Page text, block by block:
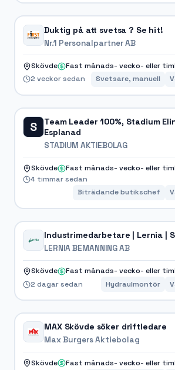
Duktig på att svetsa ? Se hit!
Nr.1 Personalpartner AB
Skövde
Fast månads- vecko- eller
2 veckor sedan
Svetsare, manuell
S
Team Leader 100%, Stadium
Esplanad
STADIUM AKTIEBOLAG
Skövde
Fast månads- vecko- eller
4 timmar sedan
Biträdande butikschef
Industrimedarbetare | Lernia |
LERNIA BEMANNING AB
Skövde
Fast månads- vecko- eller
2 dagar sedan
Hydraulmontör
MAX Skövde söker driftledare
Max Burgers Aktiebolag
Skövde
Fast månads- vecko- eller